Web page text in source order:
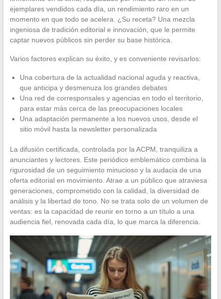
ejemplares vendidos cada día, un rendimiento raro en un
momento en que todo se acelera. ¿Su receta? Una mezcla
ingeniosa de tradición editorial e innovación, que le permite
captar nuevos públicos sin perder su base histórica.
Varios factores explican su éxito, y es conveniente revisarlos:
Una cobertura de la actualidad nacional aguda y reactiva,
que anticipa y desmenuza los grandes debates
Una red de corresponsales y agencias en todo el territorio,
para estar más cerca de las preocupaciones locales
Una adaptación permanente a los nuevos usos, desde el
sitio móvil hasta la newsletter personalizada
La difusión certificada, controlada por la ACPM, tranquiliza a
anunciantes y lectores. Este periódico emblemático combina la
rigurosidad de un seguimiento minucioso y la audacia de una
oferta editorial en movimiento. Atrae a un público que atraviesa
generaciones, comprometido con la calidad, la diversidad de
análisis y la libertad de tono. No se trata solo de un volumen de
ventas: es la capacidad de reunir en torno a un título a una
audiencia fiel, renovada cada día, lo que marca la diferencia.